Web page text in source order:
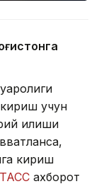
учун
қилиши
кириш
ТАСС ахборот